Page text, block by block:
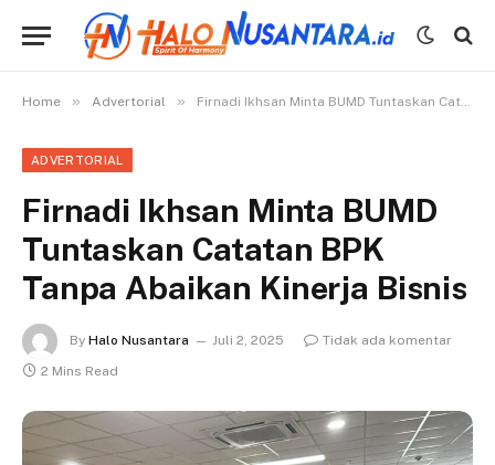
Home » Advertorial » Firnadi Ikhsan Minta BUMD Tuntaskan Catatan BPK Tanpa Abaikan Kinerja Bisnis
ADVERTORIAL
Firnadi Ikhsan Minta BUMD
Tuntaskan Catatan BPK
Tanpa Abaikan Kinerja Bisnis
By Halo Nusantara Juli 2, 2025
Tidak ada komentar
2 Mins Read